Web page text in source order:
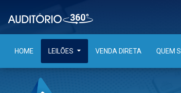
HOME LEILÕES VENDA DIRETA QUEM